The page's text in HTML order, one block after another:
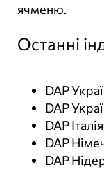
ячменю.
Останні
DAP
DAP
DAP
DAP
DAP